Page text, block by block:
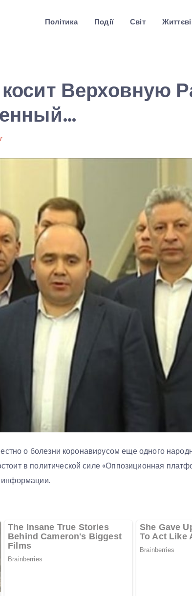
Політика Події Світ Життєві
Верховную
о болезни коронавирусом еще одного
в политической силе «Оппозиционная